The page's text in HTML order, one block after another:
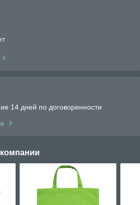
14 дней по договоренности